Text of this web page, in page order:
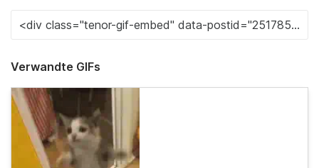
Verwandte GIFs